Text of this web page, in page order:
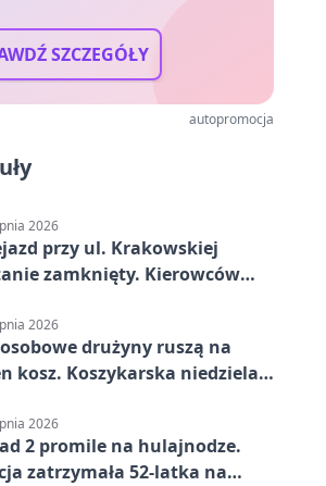
SZCZEGÓŁY
autopromocja
2026
przy ul. Krakowskiej
zamknięty. Kierowców
2026
drużyny ruszą na
kosz. Koszykarska niedziela
2026
2 promile na hulajnodze.
zatrzymała 52-latka na